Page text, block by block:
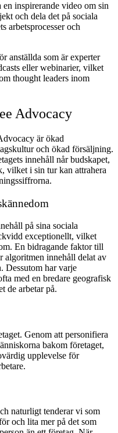
en inspirerande video om sin
och dela det på sociala
arbetsprocesser och
anställda som är experter
eller webinarier, vilket
thought leaders inom
Advocacy
är ökad
och ökad försäljning.
innehåll når budskapet,
vilket i sin tur kan attrahera
på sina sociala
exceptionellt, vilket
En bidragande faktor till
algoritmen innehåll delat av
Dessutom har varje
med en bredare geografisk
de arbetar på.
Genom att personifiera
bakom företaget,
upplevelse för
naturligt tenderar vi som
och lita mer på det som